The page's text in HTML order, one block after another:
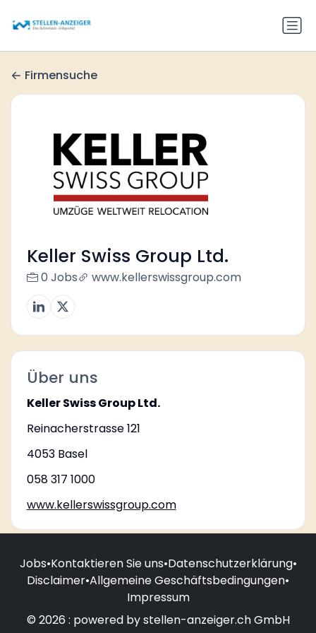
Firmensuche
Keller Swiss Group Ltd.
0 Jobs www.kellerswissgroup.com
Über uns
Keller Swiss Group Ltd.
Reinacherstrasse 121
4053 Basel
058 317 1000
www.kellerswissgroup.com
Jobs•Kontaktieren Sie uns•Datenschutzerklärung•
Disclaimer•Allgemeine Geschäftsbedingungen•
Impressum
© 2026 : powered by stellen-anzeiger.ch GmbH